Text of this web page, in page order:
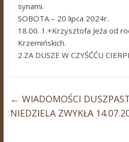
synami.
SOBOTA – 20 lipca 2024r.
18.00. 1.+Krzysztofa Jeża od
Krzemińskich.
2.ZA DUSZE W CZYŚĆĆU
← WIADOMOŚCI
NIEDZIELA ZWYKŁA